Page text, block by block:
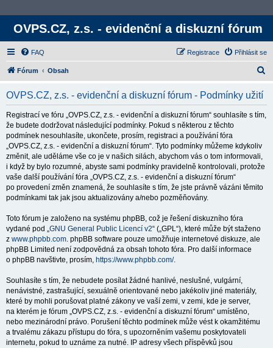
OVPS.CZ, z.s. - evidenční a diskuzní fórum
FAQ Přihlásit se
Registrace
Fórum Obsah
OVPS.CZ, z.s. - evidenční a diskuzní fórum - Podmínky užití
Registrací ve fóru „OVPS.CZ, z.s. - evidenční a diskuzní fórum“ souhlasíte s tím,
že budete dodržovat následující podmínky. Pokud s některou z těchto
podmínek nesouhlasíte, ukončete, prosím, registraci a používání fóra
„OVPS.CZ, z.s. - evidenční a diskuzní fórum“. Tyto podmínky můžeme kdykoliv
změnit, ale uděláme vše co je v našich silách, abychom vás o tom informovali,
i když by bylo rozumné, abyste sami podmínky pravidelně kontrolovali, protože
vaše další používání fóra „OVPS.CZ, z.s. - evidenční a diskuzní fórum“
po provedení změn znamená, že souhlasíte s tím, že jste právně vázáni těmito
podmínkami tak jak jsou aktualizovány a/nebo pozměňovány.
Toto fórum je založeno na systému phpBB, což je řešení diskuzního fóra
vydané pod „GNU General Public Licencí v2“ („GPL“), které může být staženo
z www.phpbb.com. phpBB software pouze umožňuje internetové diskuze, ale
phpBB Limited není zodpovědná za obsah tohoto fóra. Pro další informace
o phpBB navštivte, prosím, https://www.phpbb.com/.
Souhlasíte s tím, že nebudete posílat žádné hanlivé, neslušné, vulgární,
nenávistné, zastrašující, sexuálně orientované nebo jakékoliv jiné materiály,
které by mohli porušovat platné zákony ve vaší zemi, v zemi, kde je server,
na kterém je fórum „OVPS.CZ, z.s. - evidenční a diskuzní fórum“ umístěno,
nebo mezinárodní právo. Porušení těchto podmínek může vést k okamžitému
a trvalému zákazu přístupu do fóra, s upozorněním vašemu poskytovateli
internetu, pokud to uznáme za nutné. IP adresy všech příspěvků jsou